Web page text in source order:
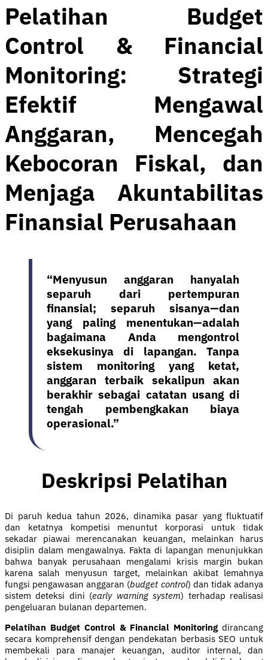
Pelatihan Budget
Control & Financial
Monitoring: Strategi
Efektif Mengawal
Anggaran, Mencegah
Kebocoran Fiskal, dan
Menjaga Akuntabilitas
Finansial Perusahaan
“Menyusun anggaran hanyalah
separuh dari pertempuran
finansial; separuh sisanya—dan
yang paling menentukan—adalah
bagaimana Anda mengontrol
eksekusinya di lapangan. Tanpa
sistem monitoring yang ketat,
anggaran terbaik sekalipun akan
berakhir sebagai catatan usang di
tengah pembengkakan biaya
operasional.”
Deskripsi Pelatihan
Di paruh kedua tahun 2026, dinamika pasar yang fluktuatif
dan ketatnya kompetisi menuntut korporasi untuk tidak
sekadar piawai merencanakan keuangan, melainkan harus
disiplin dalam mengawalnya. Fakta di lapangan menunjukkan
bahwa banyak perusahaan mengalami krisis margin bukan
karena salah menyusun target, melainkan akibat lemahnya
fungsi pengawasan anggaran (budget control) dan tidak adanya
sistem deteksi dini (early warning system) terhadap realisasi
pengeluaran bulanan departemen.
Pelatihan Budget Control & Financial Monitoringdirancang
secara komprehensif dengan pendekatan berbasis SEO untuk
membekali para manajer keuangan, auditor internal, dan